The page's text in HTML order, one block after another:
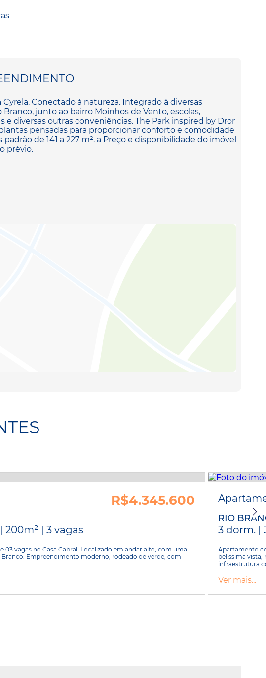
Conectado à natureza. Integrado à diversas
Branco, junto ao bairro Moinhos de Vento, escolas,
e diversas outras conveniências. The Park inspired by Dror
pensadas para proporcionar conforto e comodidade
de 141 a 227 m². a Preço e disponibilidade do imóvel
prévio.
R$4.345.600
200m² | 3 vagas
03 vagas no Casa Cabral. Localizado em andar alto, com uma
Branco. Empreendimento moderno, rodeado de verde, com
RIO
3 dorm. |
Apartamento
belíssima
infraestrutura
Ver mais...